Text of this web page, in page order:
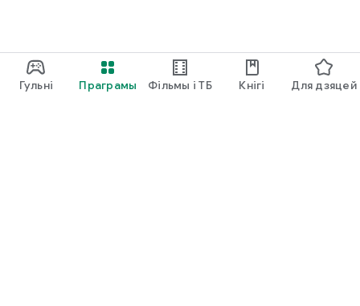
Гульні Праграмы Фільмы і ТБ Кнігі Для дзяцей